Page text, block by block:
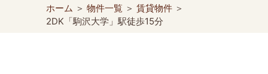
ホーム ＞ 物件一覧 ＞ 賃貸物件 ＞
2DK「駒沢大学」駅徒歩15分